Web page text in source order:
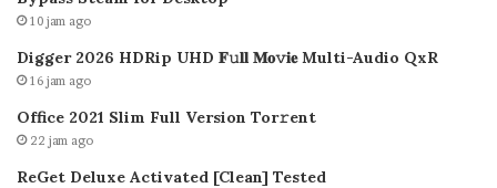
10 jam ago
Digger 2026 HDRip UHD 𝐅𝚞𝐥𝐥 𝐌𝐨𝚟𝐢𝐞 Multi-Audio QxR
16 jam ago
Office 2021 Slim Full Version Tor𝚛ent
22 jam ago
ReGet Deluxe Activated [Clean] Tested